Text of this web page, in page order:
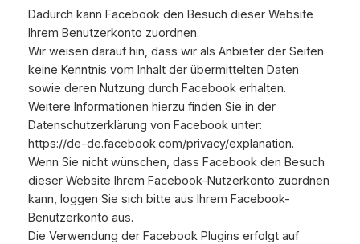
Dadurch kann Facebook den Besuch dieser Website
Ihrem Benutzerkonto zuordnen.
Wir weisen darauf hin, dass wir als Anbieter der Seiten
keine Kenntnis vom Inhalt der übermittelten Daten
sowie deren Nutzung durch Facebook erhalten.
Weitere Informationen hierzu finden Sie in der
Datenschutzerklärung von Facebook unter:
https://de-de.facebook.com/privacy/explanation.
Wenn Sie nicht wünschen, dass Facebook den Besuch
dieser Website Ihrem Facebook-Nutzerkonto zuordnen
kann, loggen Sie sich bitte aus Ihrem Facebook-
Benutzerkonto aus.
Die Verwendung der Facebook Plugins erfolgt auf